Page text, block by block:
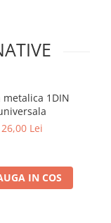
metalica 1DIN
26,00 Lei
IN COS